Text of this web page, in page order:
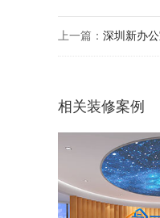
上一篇： 深圳新办
相关装修案例